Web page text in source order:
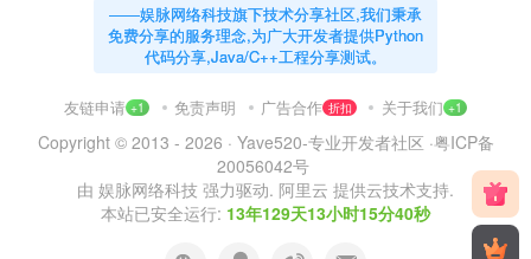
——娱脉网络科技旗下技术分享社区,我们秉承
免费分享的服务理念,为广大开发者提供Python
代码分享,Java/C++工程分享测试。
友链申请 +1 免责声明 广告合作 折扣 关于我们 +1
Copyright © 2013 - 2026 · Yave520-专业开发者社区 ·粤ICP备
20056042号
由 娱脉网络科技 强力驱动. 阿里云 提供云技术支持.
本站已安全运行: 13年129天13小时15分41秒